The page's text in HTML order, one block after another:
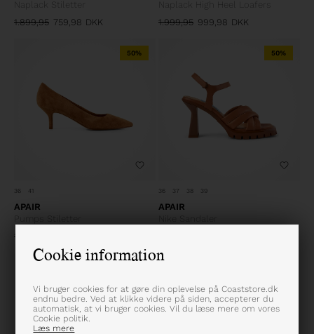
Cookie information
Vi bruger cookies for at gøre din oplevelse på Coaststore.dk
endnu bedre. Ved at klikke videre på siden, accepterer du
automatisk, at vi bruger cookies. Vil du læse mere om vores
Cookie politik.
Læs mere
Naplack Stiletter
1.899,95 759,98 DKK
Naplack High Heel Loafers
1.999,95 999,98 DKK
50%
36 41
APAIR
1.699,95
50%
36 37 38 39
APAIR